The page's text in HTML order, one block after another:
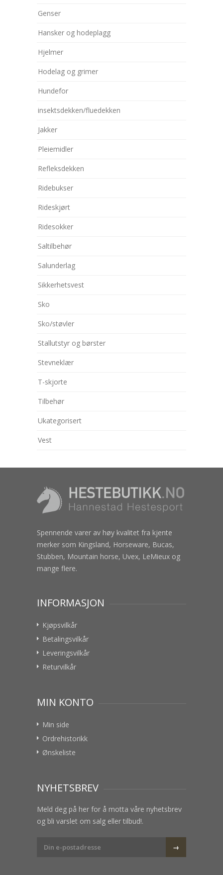
Genser
Hansker og hodeplagg
Hjelmer
Hodelag og grimer
Hundefor
insektsdekken/fluedekken
Jakker
Pleiemidler
Refleksdekken
Ridebukser
Rideskjørt
Ridesokker
Saltilbehør
Salunderlag
Sikkerhetsvest
Sko
Sko/støvler
Stallutstyr og børster
Stevneklær
T-skjorte
Tilbehør
Ukategorisert
Vest
Spennende varer av høy kvalitet fra kjente
merker som Kingsland, Horseware, Bucas,
Stubben, Mountain horse, Uvex, LeMieux og
mange flere.
INFORMASJON
Kjøpsvilkår
Betalingsvilkår
Leveringsvilkår
Returvilkår
MIN KONTO
Min side
Ordrehistorikk
Ønskeliste
NYHETSBREV
Meld deg på her for å motta våre nyhetsbrev
og bli varslet om salg eller tilbud!.